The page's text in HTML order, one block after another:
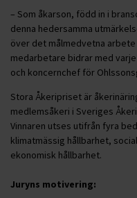
– Som åkarson, född in i
denna hedersamma
över det målmedvetna
medarbetare bidrar med
och koncernchef för
Stora Åkeripriset är
medlemsåkeri i Sveriges
Vinnaren utses utifrån fyra
klimatmässig hållbarhet,
ekonomisk hållbarhet.
Juryns motivering: